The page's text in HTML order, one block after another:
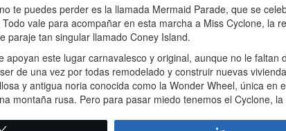
te puedes perder es la llamada Mermaid Parade, que se
vale para acompañar en esta marcha a Miss Cyclone, la
paraje tan singular llamado Coney Island.
este lugar carnavalesco y original, aunque no le faltan
de una vez por todas remodelado y construir nuevas
y antigua noria conocida como la Wonder Wheel, única
montaña rusa. Pero para pasar miedo tenemos el Cyclone,